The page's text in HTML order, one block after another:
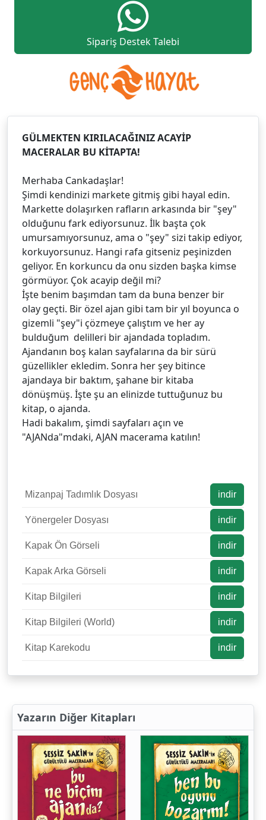
Sipariş Destek Talebi
GÜLMEKTEN KIRILACAĞINIZ ACAYİP
MACERALAR BU KİTAPTA!
Merhaba Cankadaşlar!
Şimdi kendinizi markete gitmiş gibi hayal edin.
Markette dolaşırken rafların arkasında bir "şey"
olduğunu fark ediyorsunuz. İlk başta çok
umursamıyorsunuz, ama o "şey" sizi takip ediyor,
korkuyorsunuz. Hangi rafa gitseniz peşinizden
geliyor. En korkuncu da onu sizden başka kimse
görmüyor. Çok acayip değil mi?
İşte benim başımdan tam da buna benzer bir
olay geçti. Bir özel ajan gibi tam bir yıl boyunca o
gizemli "şey"i çözmeye çalıştım ve her ay
bulduğum delilleri bir ajandada topladım.
Ajandanın boş kalan sayfalarına da bir sürü
güzellikler ekledim. Sonra her şey bitince
ajandaya bir baktım, şahane bir kitaba
dönüşmüş. İşte şu an elinizde tuttuğunuz bu
kitap, o ajanda.
Hadi bakalım, şimdi sayfaları açın ve
"AJANda"mdaki, AJAN macerama katılın!
Mizanpaj Tadımlık Dosyası indir
Yönergeler Dosyası indir
Kapak Ön Görseli indir
Kapak Arka Görseli indir
Kitap Bilgileri indir
Kitap Bilgileri (World) indir
Kitap Karekodu indir
Yazarın Diğer Kitapları